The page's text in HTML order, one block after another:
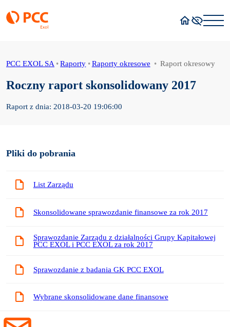
PCC EXOL SA • Raporty • Raporty okresowe • Raport okresowy
Roczny raport skonsolidowany 2017
Raport z dnia: 2018-03-20 19:06:00
Pliki do pobrania
List Zarządu
Skonsolidowane sprawozdanie finansowe za rok 2017
Sprawozdanie Zarządu z działalności Grupy Kapitałowej
PCC EXOL i PCC EXOL za rok 2017
Sprawozdanie z badania GK PCC EXOL
Wybrane skonsolidowane dane finansowe